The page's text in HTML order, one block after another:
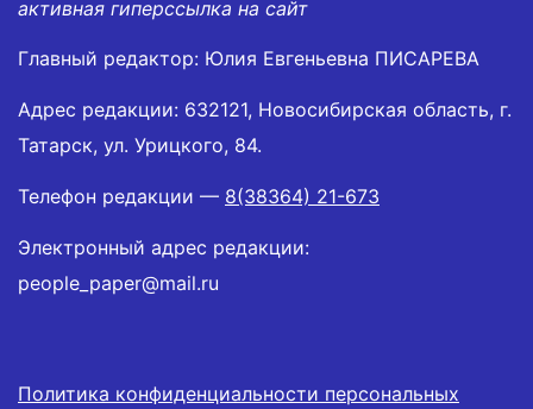
активная гиперссылка на сайт
Главный редактор: Юлия Евгеньевна ПИСАРЕВА
Адрес редакции: 632121, Новосибирская область, г.
Татарск, ул. Урицкого, 84.
Телефон редакции — 8(38364) 21-673
Электронный адрес редакции:
people_paper@mail.ru
Политика конфиденциальности персональных